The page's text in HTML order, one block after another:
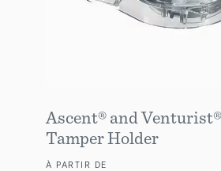
Ascent® and
Tamper Holder
À PARTIR DE